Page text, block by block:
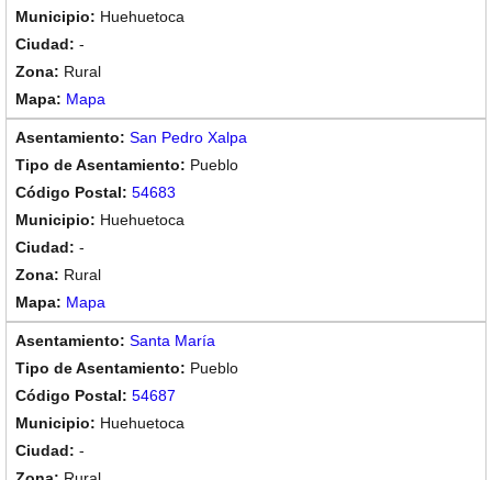
Huehuetoca
-
Rural
Mapa
San Pedro Xalpa
Pueblo
54683
Huehuetoca
-
Rural
Mapa
Santa María
Pueblo
54687
Huehuetoca
-